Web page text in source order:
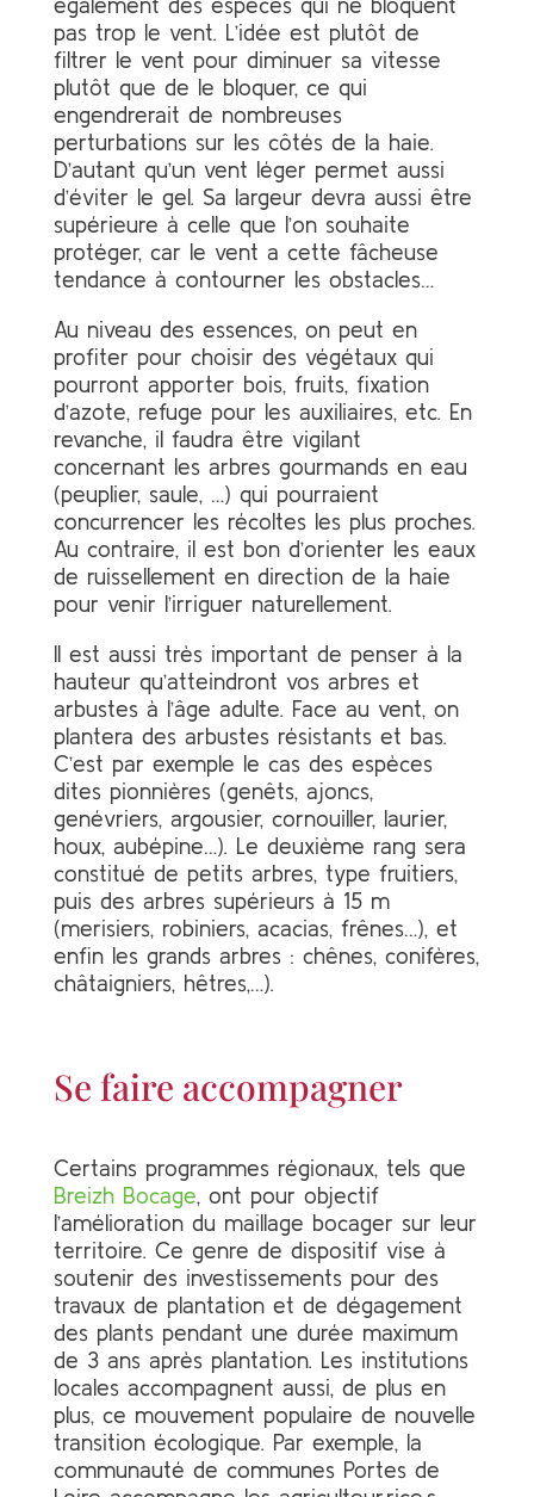
pas trop le vent. L’idée est plutôt de
filtrer le vent pour diminuer sa vitesse
plutôt que de le bloquer, ce qui
engendrerait de nombreuses
perturbations sur les côtés de la haie.
D’autant qu’un vent léger permet aussi
d’éviter le gel. Sa largeur devra aussi être
supérieure à celle que l’on souhaite
protéger, car le vent a cette fâcheuse
tendance à contourner les obstacles…
Au niveau des essences, on peut en
profiter pour choisir des végétaux qui
pourront apporter bois, fruits, fixation
d’azote, refuge pour les auxiliaires, etc. En
revanche, il faudra être vigilant
concernant les arbres gourmands en eau
(peuplier, saule, …) qui pourraient
concurrencer les récoltes les plus proches.
Au contraire, il est bon d’orienter les eaux
de ruissellement en direction de la haie
pour venir l’irriguer naturellement.
Il est aussi très important de penser à la
hauteur qu’atteindront vos arbres et
arbustes à l’âge adulte. Face au vent, on
plantera des arbustes résistants et bas.
C’est par exemple le cas des espèces
dites pionnières (genêts, ajoncs,
genévriers, argousier, cornouiller, laurier,
houx, aubépine…). Le deuxième rang sera
constitué de petits arbres, type fruitiers,
puis des arbres supérieurs à 15 m
(merisiers, robiniers, acacias, frênes…), et
enfin les grands arbres : chênes, conifères,
châtaigniers, hêtres,…).
Se faire accompagner
Certains programmes régionaux, tels que
Breizh Bocage, ont pour objectif
l’amélioration du maillage bocager sur leur
territoire. Ce genre de dispositif vise à
soutenir des investissements pour des
travaux de plantation et de dégagement
des plants pendant une durée maximum
de 3 ans après plantation. Les institutions
locales accompagnent aussi, de plus en
plus, ce mouvement populaire de nouvelle
transition écologique. Par exemple, la
communauté de communes Portes de